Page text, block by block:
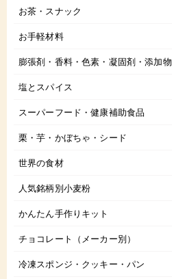
お茶・スナック
お手軽材料
膨張剤・香料・色素・凝固剤・添加物
塩とスパイス
スーパーフード・健康補助食品
栗・芋・かぼちゃ・シード
世界の食材
人気銘柄別小麦粉
かんたん手作りキット
チョコレート（メーカー別）
冷凍スポンジ・クッキー・パン